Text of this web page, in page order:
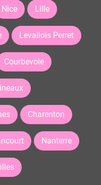
Nice Lille
Levallois Perret
Courbevoie
Charenton
Nanterre